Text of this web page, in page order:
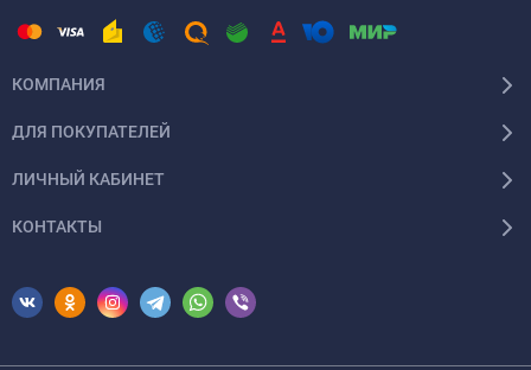
КОМПАНИЯ
ДЛЯ ПОКУПАТЕЛЕЙ
ЛИЧНЫЙ КАБИНЕТ
КОНТАКТЫ